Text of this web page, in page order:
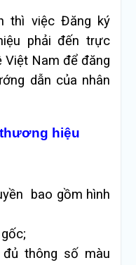
thì việc Đăng ký
phải đến trực
Việt Nam để đăng
dẫn của nhân
hiệu
bao gồm hình
thông số màu